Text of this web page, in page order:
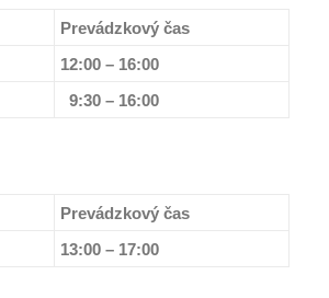
Prevádzkový čas
12:00 – 16:00
9:30 – 16:00
Prevádzkový čas
13:00 – 17:00